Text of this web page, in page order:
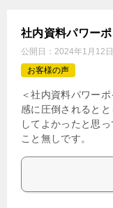
社内資料パワー
公開日： 2024年1月12日
お客様の声
＜社内資料パワー
感に圧倒されると
してよかったと思
こと無しです。